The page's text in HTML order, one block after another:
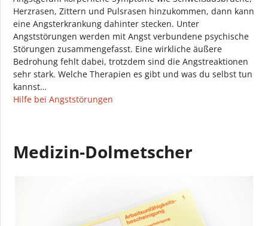
Herzrasen, Zittern und Pulsrasen hinzukommen, dann kann
eine Angsterkrankung dahinter stecken. Unter
Angststörungen werden mit Angst verbundene psychische
Störungen zusammengefasst. Eine wirkliche äußere
Bedrohung fehlt dabei, trotzdem sind die Angstreaktionen
sehr stark. Welche Therapien es gibt und was du selbst tun
kannst…
Hilfe bei Angststörungen
Medizin-Dolmetscher